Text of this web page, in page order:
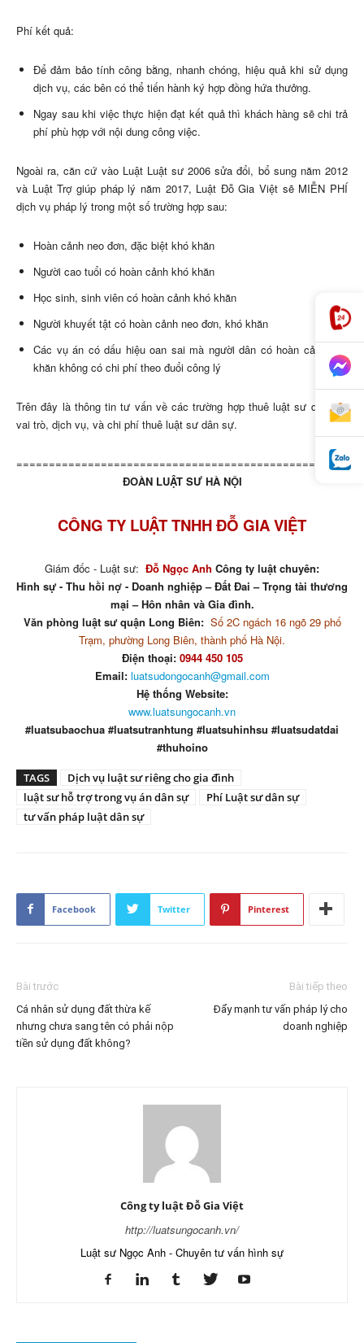
Phí kết quả:
Để đảm bảo tính công bằng, nhanh chóng, hiệu quả khi sử dụng
dịch vụ, các bên có thể tiến hành ký hợp đồng hứa thưởng.
Ngay sau khi việc thực hiện đạt kết quả thì khách hàng sẽ chi trả
phí phù hợp với nội dung công việc.
Ngoài ra, căn cứ vào Luật Luật sư 2006 sửa đổi, bổ sung năm 2012
và Luật Trợ giúp pháp lý năm 2017, Luật Đỗ Gia Việt sẽ MIỄN PHÍ
dịch vụ pháp lý trong một số trường hợp sau:
Hoàn cảnh neo đơn, đặc biệt khó khăn
Người cao tuổi có hoàn cảnh khó khăn
Học sinh, sinh viên có hoàn cảnh khó khăn
Người khuyết tật có hoàn cảnh neo đơn, khó khăn
Các vụ án có dấu hiệu oan sai mà người dân có hoàn cảnh khó
khăn không có chi phí theo đuổi công lý
Trên đây là thông tin tư vấn về các trường hợp thuê luật sư dân sự,
vai trò, dịch vụ, và chi phí thuê luật sư dân sự.
ĐOÀN LUẬT SƯ HÀ NỘI
CÔNG TY LUẬT TNHH ĐỖ GIA VIỆT
Giám đốc - Luật sư: Đỗ Ngọc Anh Công ty luật chuyên:
Hình sự - Thu hồi nợ - Doanh nghiệp – Đất Đai – Trọng tài thương
mại – Hôn nhân và Gia đình.
Văn phòng luật sư quận Long Biên: Số 2C ngách 16 ngõ 29 phố
Trạm, phường Long Biên, thành phố Hà Nội.
Điện thoại: 0944 450 105
Email: luatsudongocanh@gmail.com
Hệ thống Website:
www.luatsungocanh.vn
#luatsubaochua #luatsutranhtung #luatsuhinhsu #luatsudatdai
#thuhoino
TAGS
Dịch vụ luật sư riêng cho gia đình
luật sư hỗ trợ trong vụ án dân sự
Phí Luật sư dân sự
tư vấn pháp luật dân sự
Facebook Twitter Pinterest
Bài trước
Cá nhân sử dụng đất thừa kế
nhưng chưa sang tên có phải nộp
tiền sử dụng đất không?
Bài tiếp theo
Đẩy mạnh tư vấn pháp lý cho
doanh nghiệp
Công ty luật Đỗ Gia Việt
http://luatsungocanh.vn/
Luật sư Ngọc Anh - Chuyên tư vấn hình sự